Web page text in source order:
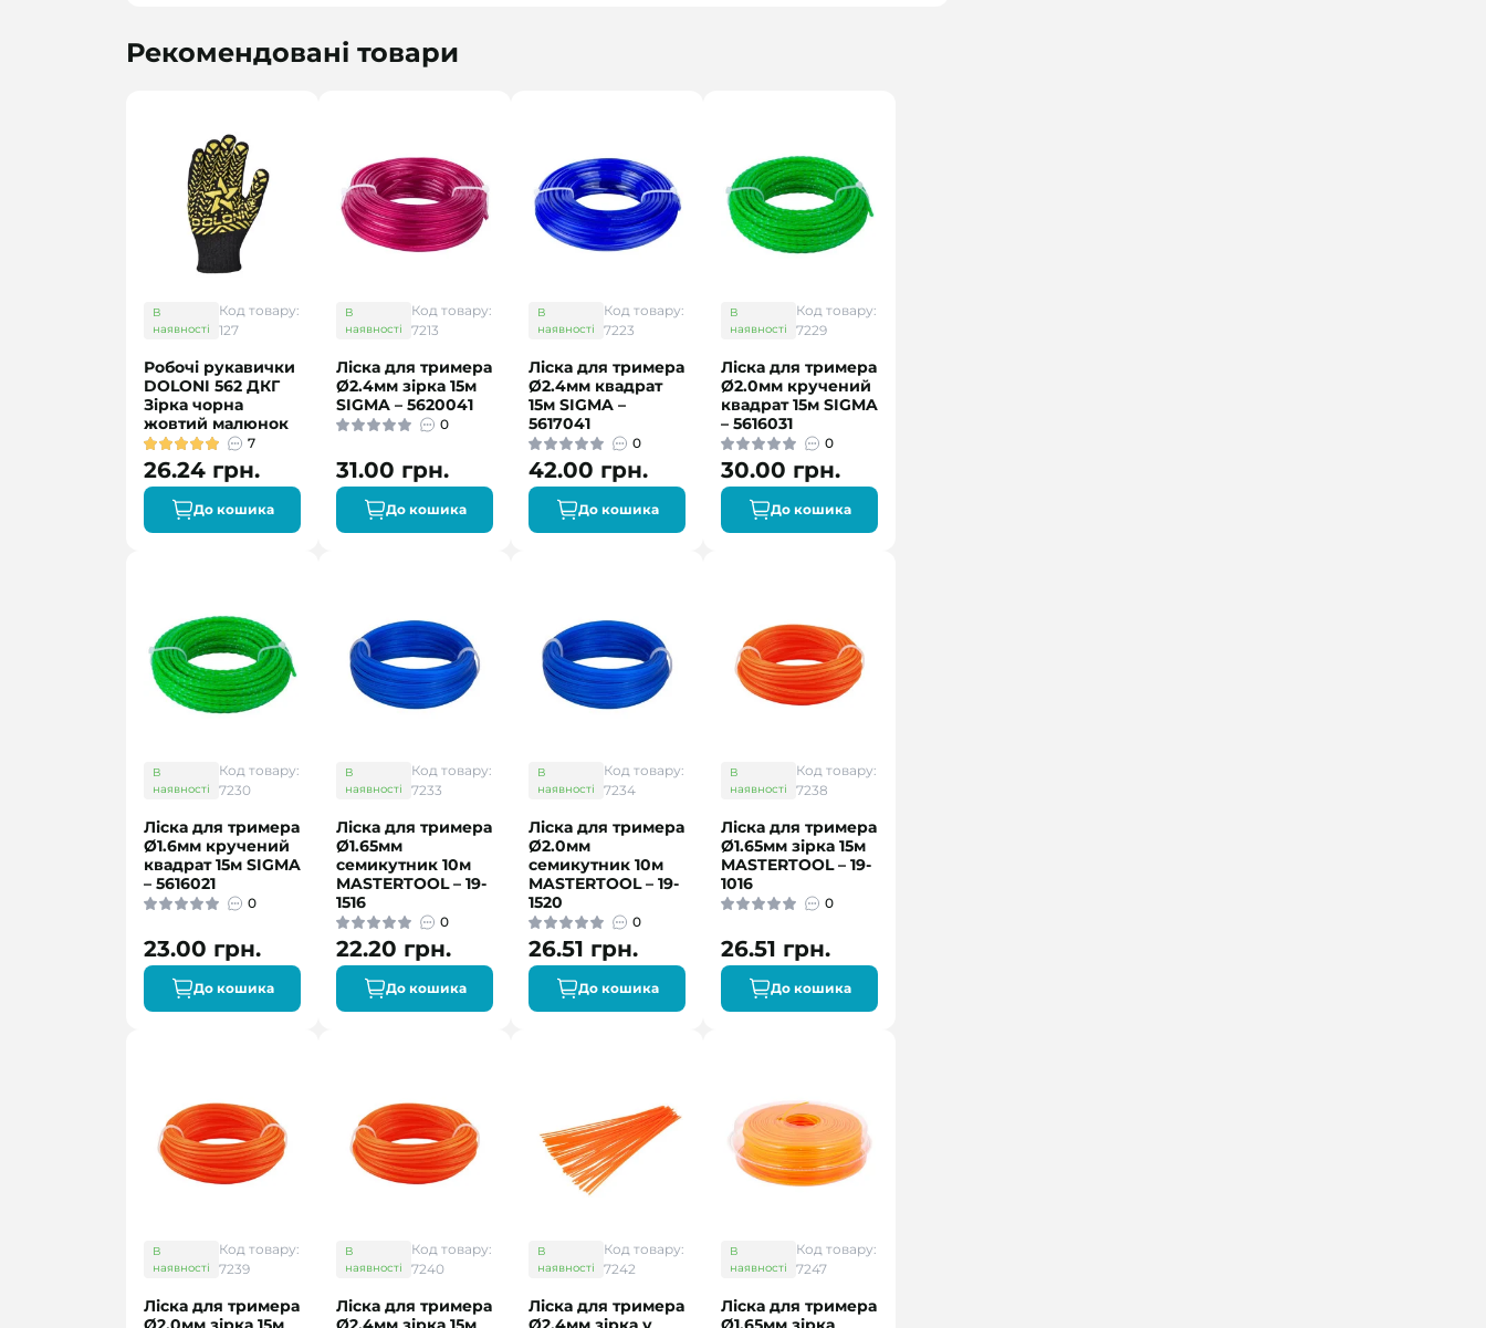
Рекомендовані товари
В
наявності
Код товару:
127
Робочі рукавички
DOLONI 562 ДКГ
Зірка чорна
жовтий малюнок
7
26.24 грн.
До кошика
В
наявності
Код товару:
7213
Ліска для тримера
Ø2.4мм зірка 15м
SIGMA – 5620041
0
31.00 грн.
До кошика
В
наявності
Код товару:
7223
Ліска для тримера
Ø2.4мм квадрат
15м SIGMA –
5617041
0
42.00 грн.
До кошика
В
наявності
Код товару:
7229
Ліска для тримера
Ø2.0мм кручений
квадрат 15м SIGMA
– 5616031
0
30.00 грн.
До кошика
В
наявності
Код товару:
7230
Ліска для тримера
Ø1.6мм кручений
квадрат 15м SIGMA
– 5616021
0
23.00 грн.
До кошика
В
наявності
Код товару:
7233
Ліска для тримера
Ø1.65мм
семикутник 10м
MASTERTOOL – 19-
1516
0
22.20 грн.
До кошика
В
наявності
Код товару:
7234
Ліска для тримера
Ø2.0мм
семикутник 10м
MASTERTOOL – 19-
1520
0
26.51 грн.
До кошика
В
наявності
Код товару:
7238
Ліска для тримера
Ø1.65мм зірка 15м
MASTERTOOL – 19-
1016
0
26.51 грн.
До кошика
В
наявності
Код товару:
7239
Ліска для тримера
В
наявності
Код товару:
7240
Ліска для тримера
В
наявності
Код товару:
7242
Ліска для тримера
В
наявності
Код товару:
7247
Ліска для тримера